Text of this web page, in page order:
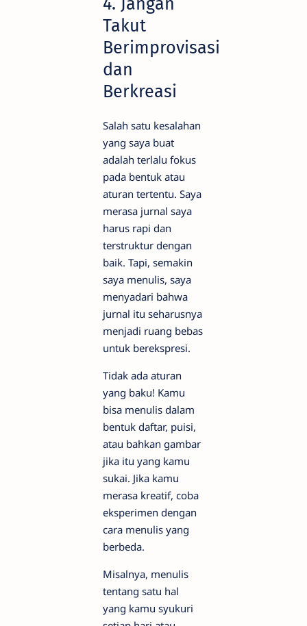
Takut
Berimprovisasi
dan
Berkreasi
Salah satu kesalahan
yang saya buat
adalah terlalu fokus
pada bentuk atau
aturan tertentu. Saya
merasa jurnal saya
harus rapi dan
terstruktur dengan
baik. Tapi, semakin
saya menulis, saya
menyadari bahwa
jurnal itu seharusnya
menjadi ruang bebas
untuk berekspresi.
Tidak ada aturan
yang baku! Kamu
bisa menulis dalam
bentuk daftar, puisi,
atau bahkan gambar
jika itu yang kamu
sukai. Jika kamu
merasa kreatif, coba
eksperimen dengan
cara menulis yang
berbeda.
Misalnya, menulis
tentang satu hal
yang kamu syukuri